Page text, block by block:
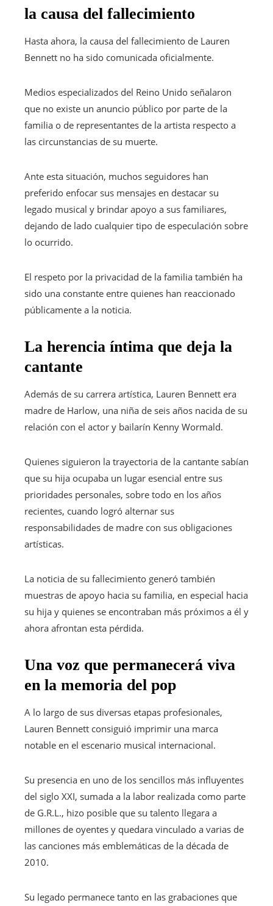
la causa del fallecimiento
Hasta ahora, la causa del fallecimiento de Lauren
Bennett no ha sido comunicada oficialmente.
Medios especializados del Reino Unido señalaron
que no existe un anuncio público por parte de la
familia o de representantes de la artista respecto a
las circunstancias de su muerte.
Ante esta situación, muchos seguidores han
preferido enfocar sus mensajes en destacar su
legado musical y brindar apoyo a sus familiares,
dejando de lado cualquier tipo de especulación sobre
lo ocurrido.
El respeto por la privacidad de la familia también ha
sido una constante entre quienes han reaccionado
públicamente a la noticia.
La herencia íntima que deja la
cantante
Además de su carrera artística, Lauren Bennett era
madre de Harlow, una niña de seis años nacida de su
relación con el actor y bailarín Kenny Wormald.
Quienes siguieron la trayectoria de la cantante sabían
que su hija ocupaba un lugar esencial entre sus
prioridades personales, sobre todo en los años
recientes, cuando logró alternar sus
responsabilidades de madre con sus obligaciones
artísticas.
La noticia de su fallecimiento generó también
muestras de apoyo hacia su familia, en especial hacia
su hija y quienes se encontraban más próximos a él y
ahora afrontan esta pérdida.
Una voz que permanecerá viva
en la memoria del pop
A lo largo de sus diversas etapas profesionales,
Lauren Bennett consiguió imprimir una marca
notable en el escenario musical internacional.
Su presencia en uno de los sencillos más influyentes
del siglo XXI, sumada a la labor realizada como parte
de G.R.L., hizo posible que su talento llegara a
millones de oyentes y quedara vinculado a varias de
las canciones más emblemáticas de la década de
2010.
Su legado permanece tanto en las grabaciones que